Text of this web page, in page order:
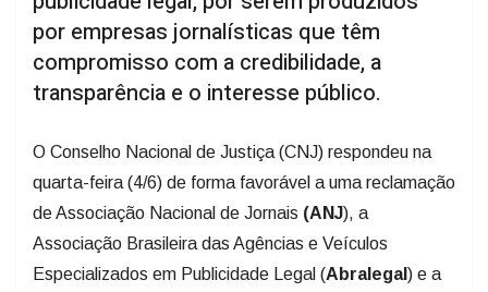
por empresas jornalísticas que têm
compromisso com a credibilidade, a
transparência e o interesse público.
O Conselho Nacional de Justiça (CNJ) respondeu na
quarta-feira (4/6) de forma favorável a uma reclamação
de Associação Nacional de Jornais (ANJ), a
Associação Brasileira das Agências e Veículos
Especializados em Publicidade Legal (Abralegal) e a